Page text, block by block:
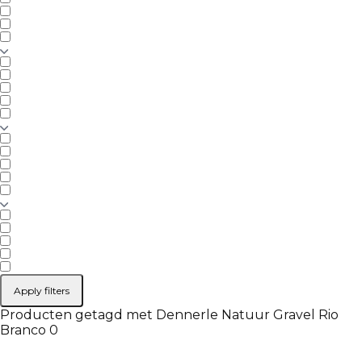
Apply filters
Producten getagd met Dennerle Natuur Gravel Rio
Branco 0